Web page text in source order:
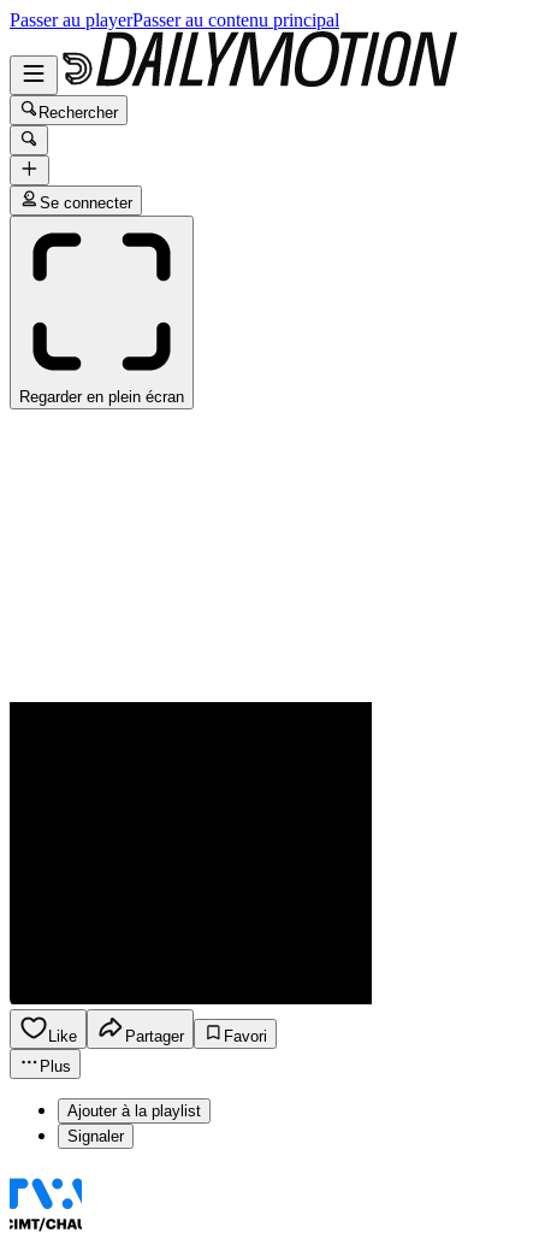
Passer au playerPasser au contenu principal
Rechercher
Se connecter
Regarder en plein écran
Like Partager
Favori
Plus
Ajouter à la playlist
Signaler